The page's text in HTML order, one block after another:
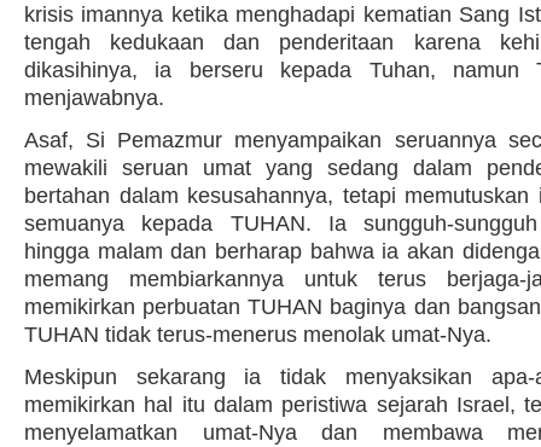
krisis imannya ketika menghadapi kematian Sang
tengah kedukaan dan penderitaan karena
dikasihinya, ia berseru kepada Tuhan, namun
menjawabnya.
Asaf, Si Pemazmur menyampaikan seruannya
mewakili seruan umat yang sedang dalam
bertahan dalam kesusahannya, tetapi memutuskan
semuanya kepada TUHAN. Ia sungguh-
hingga malam dan berharap bahwa ia akan
memang membiarkannya untuk terus berjaga-
memikirkan perbuatan TUHAN baginya dan
TUHAN tidak terus-menerus menolak umat-Nya.
Meskipun sekarang ia tidak menyaksikan
memikirkan hal itu dalam peristiwa sejarah Israel,
menyelamatkan umat-Nya dan membawa